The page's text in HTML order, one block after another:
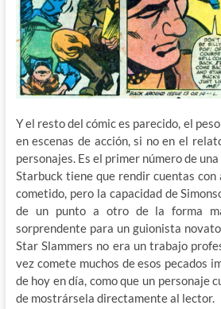
Y el resto del cómic es parecido, el
en escenas de acción, si no en el
personajes. Es el primer número de
Starbuck tiene que rendir cuentas con
cometido, pero la capacidad de
de un punto a otro de la forma
sorprendente para un guionista
Star Slammers no era un trabajo
vez comete muchos de esos pecados
de hoy en día, como que un personaje
de mostrársela directamente al lector.